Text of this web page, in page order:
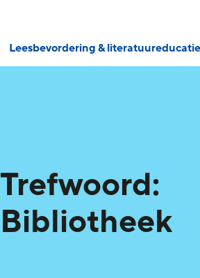
Leesbevordering & literatuureducatie
Trefwoord:
Bibliotheek